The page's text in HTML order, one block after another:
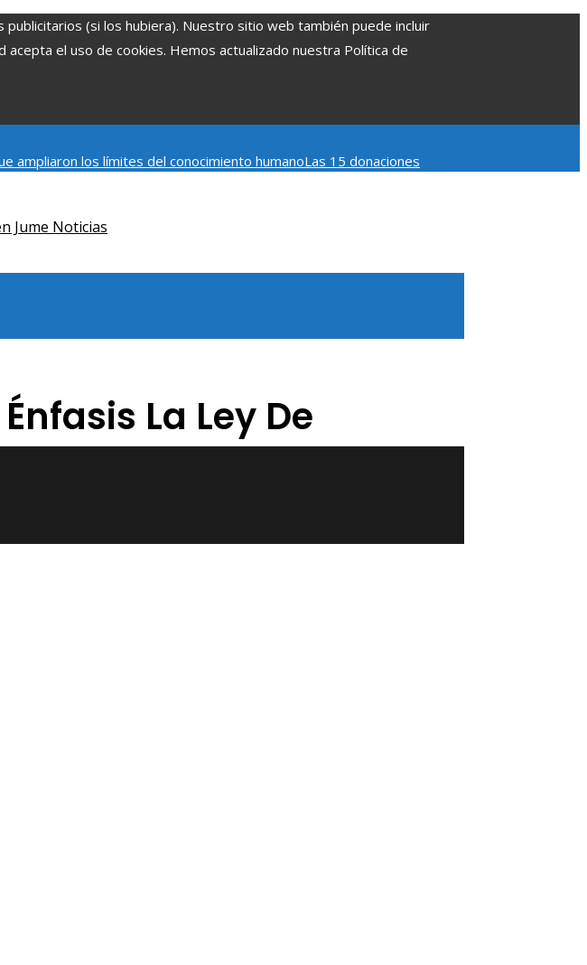
(si los hubiera). Nuestro sitio web también puede incluir
el uso de cookies. Hemos actualizado nuestra Política de
ampliaron los límites del conocimiento humanoLas 15 donaciones
Jume Noticias
La Ley De